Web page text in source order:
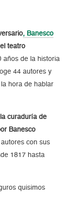
, Banesco
teatro
años de la historia
44 autores y
hora de hablar
curaduría de
Banesco
con sus
1817 hasta
quisimos